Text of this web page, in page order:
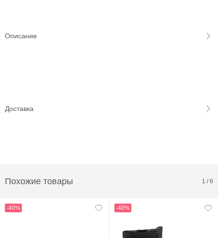
Описание
Доставка
Похожие товары 1 /6
-40% -40%